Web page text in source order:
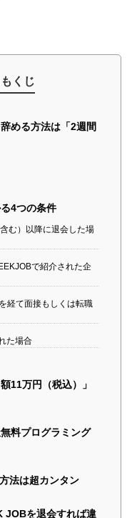
くじ
める方法は「2週間
4つの条件
む）以降に退会した場
で紹介された企
経て面接もしくは転職
た場合
11万円（税込）」
料プログラミング
法は超カンタン
JOBを退会すれば違